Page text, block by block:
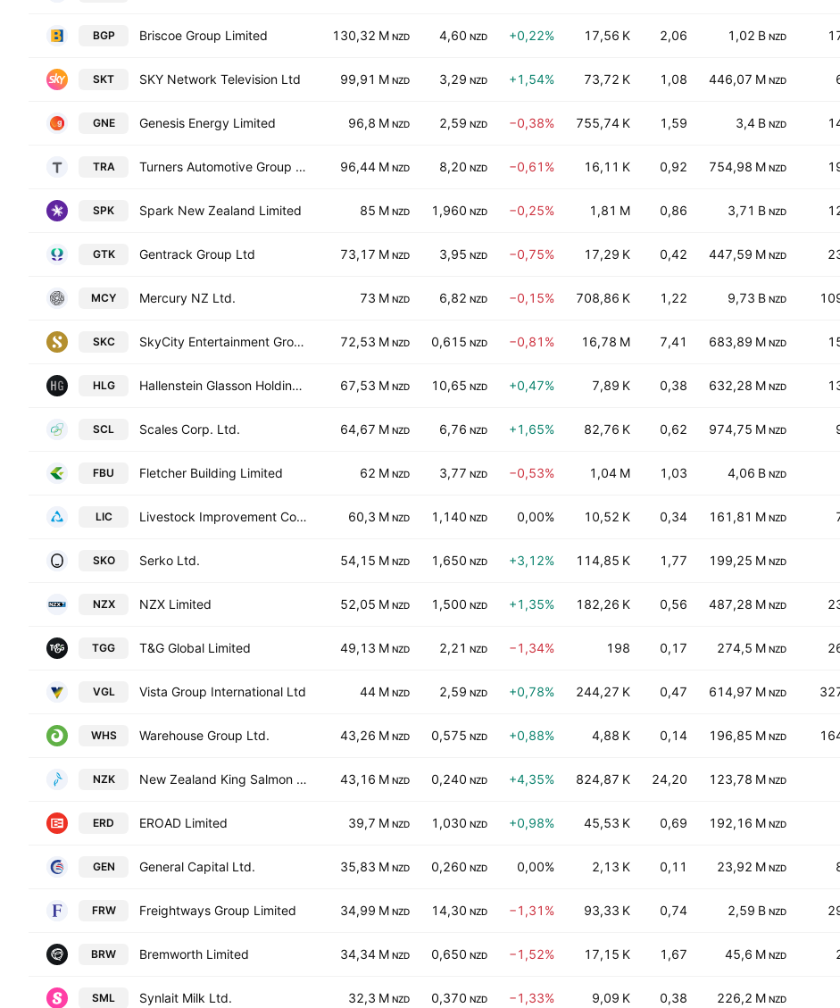
BGP Briscoe Group Limited 130,32 M NZD 4,60 NZD +0,22% 17,56 K 2,06 1,02 B NZD
SKT SKY Network Television Ltd 99,91 M NZD 3,29 NZD +1,54% 73,72 K 1,08 446,07 M NZD
GNE Genesis Energy Limited 96,8 M NZD 2,59 NZD −0,38% 755,74 K 1,59 3,4 B NZD
TRA Turners Automotive Group Ltd 96,44 M NZD 8,20 NZD −0,61% 16,11 K 0,92 754,98 M NZD
SPK Spark New Zealand Limited 85 M NZD 1,960 NZD −0,25% 1,81 M 0,86 3,71 B NZD
GTK Gentrack Group Ltd 73,17 M NZD 3,95 NZD −0,75% 17,29 K 0,42 447,59 M NZD
MCY Mercury NZ Ltd. 73 M NZD 6,82 NZD −0,15% 708,86 K 1,22 9,73 B NZD
SKC SkyCity Entertainment Group Limited 72,53 M NZD 0,615 NZD −0,81% 16,78 M 7,41 683,89 M NZD
HLG Hallenstein Glasson Holdings Limited 67,53 M NZD 10,65 NZD +0,47% 7,89 K 0,38 632,28 M NZD
SCL Scales Corp. Ltd. 64,67 M NZD 6,76 NZD +1,65% 82,76 K 0,62 974,75 M NZD
FBU Fletcher Building Limited 62 M NZD 3,77 NZD −0,53% 1,04 M 1,03 4,06 B NZD
LIC Livestock Improvement Corporation Ltd 60,3 M NZD 1,140 NZD 0,00% 10,52 K 0,34 161,81 M NZD
SKO Serko Ltd. 54,15 M NZD 1,650 NZD +3,12% 114,85 K 1,77 199,25 M NZD
NZX NZX Limited 52,05 M NZD 1,500 NZD +1,35% 182,26 K 0,56 487,28 M NZD
TGG T&G Global Limited 49,13 M NZD 2,21 NZD −1,34% 198 0,17 274,5 M NZD
VGL Vista Group International Ltd 44 M NZD 2,59 NZD +0,78% 244,27 K 0,47 614,97 M NZD
WHS Warehouse Group Ltd. 43,26 M NZD 0,575 NZD +0,88% 4,88 K 0,14 196,85 M NZD
NZK New Zealand King Salmon Investments Ltd. 43,16 M NZD 0,240 NZD +4,35% 824,87 K 24,20 123,78 M NZD
ERD EROAD Limited 39,7 M NZD 1,030 NZD +0,98% 45,53 K 0,69 192,16 M NZD
GEN General Capital Ltd. 35,83 M NZD 0,260 NZD 0,00% 2,13 K 0,11 23,92 M NZD
FRW Freightways Group Limited 34,99 M NZD 14,30 NZD −1,31% 93,33 K 0,74 2,59 B NZD
BRW Bremworth Limited 34,34 M NZD 0,650 NZD −1,52% 17,15 K 1,67 45,6 M NZD
SML Synlait Milk Ltd. 32,3 M NZD 0,370 NZD −1,33% 9,09 K 0,38 226,2 M NZD